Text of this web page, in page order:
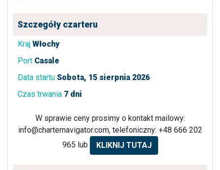
Szczegóły czarteru
Kraj Włochy
Port Casale
Data startu Sobota, 15 sierpnia 2026
Czas trwania 7 dni
W sprawie ceny prosimy o kontakt mailowy:
info@charternavigator.com, telefoniczny: +48 666 202
965 lub
KLIKNIJ TUTAJ